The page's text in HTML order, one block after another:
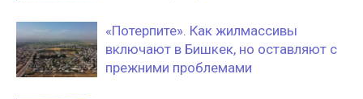
«‎Потерпите». Как жилмассивы
включают в Бишкек, но оставляют с
прежними проблемами